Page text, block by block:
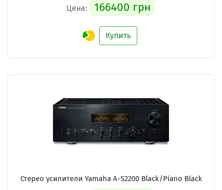
Цена: 166400 грн
Купить
Стерео усилители Yamaha A-S2200 Black/Piano Black